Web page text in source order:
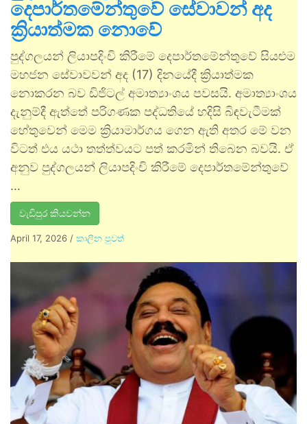
දෙපාර්තමේන්තුවේ සේවාවන් අද
ක්‍රියාත්මක නොවේ
පුද්ගලයන් ලියාපදිංචි කිරීමේ දෙපාර්තමේන්තුවේ සියළුම
මහජන සේවාවවන් අද (17) දිනයේදී ක්‍රියාත්මක
නොකරන බව ඩිජිටල් අමාත්‍යාංශය පවසයි. අමාත්‍යාංශය
දැනුම්දී ඇත්තේ පරිගණක පද්ධතියේ හදිසි බිඳවැටීමක්
හේතුවෙන් මෙම ක්‍රියාමාර්ගය ගෙන ඇති අතර මේ වන
විටත් එය යථා තත්ත්වයට පත් කරමින් තිබෙන බවයි. ඒ
අනුව පුද්ගලයන් ලියාපදිංචි කිරීමේ දෙපාර්තමේන්තුවේ
…
වැඩිපුර කියවන්න
April 17, 2026 / කාලීන පුවත්